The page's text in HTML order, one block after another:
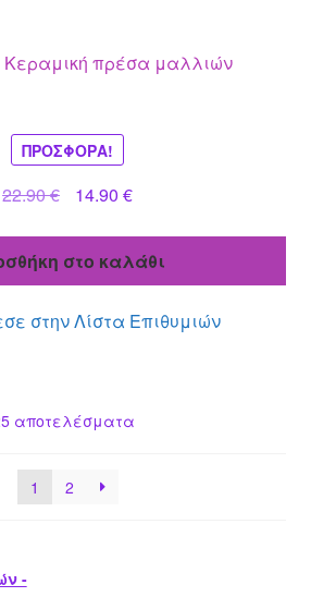
Κεραμική πρέσα μαλλιών
ΠΡΟΣΦΟΡΆ!
22.90€
Original
22.90 €.
14.90 €Η
είναι:
στο καλάθι
στην Λίστα Επιθυμιών
αποτελέσματα
1 2
-